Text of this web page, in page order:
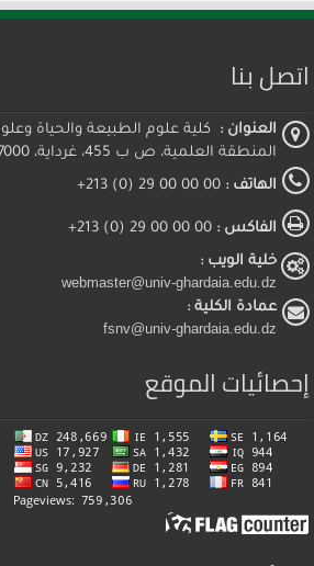
اتصل بنا
العنوان : كلية علوم الطبيعة والحياة
المنطقة العلمية، ص ب 455، غرداية، 47000، الجزائر
الهاتف : 00 00 00 29 (0) 213+
الفاكس : 00 00 00 29 (0) 213+
خلية الويب :
webmaster@univ-ghardaia.edu.dz
عمادة الكلية :
fsnv@univ-ghardaia.edu.dz
إحصائيات الموقع